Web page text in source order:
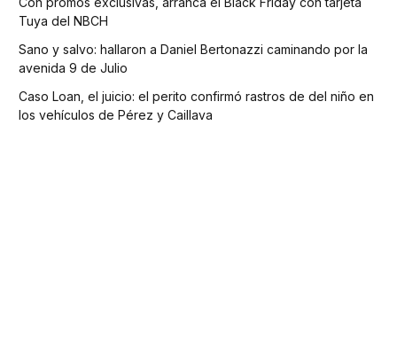
Tuya del NBCH
Sano y salvo: hallaron a Daniel Bertonazzi caminando por la
avenida 9 de Julio
Caso Loan, el juicio: el perito confirmó rastros de del niño en
los vehículos de Pérez y Caillava